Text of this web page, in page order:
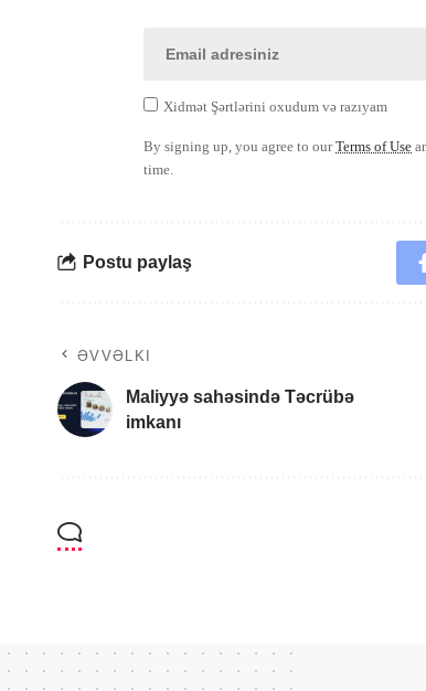
Xidmət Şərtlərini oxudum və razıyam
By signing up, you agree to ourTerms of Use
time.
Postu paylaş
ƏVVƏLKI
Maliyyə sahəsində Təcrübə
imkanı